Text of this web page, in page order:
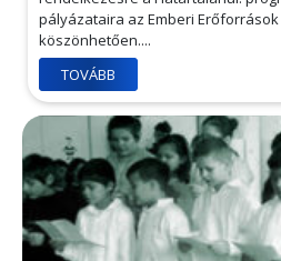
pályázataira az Emberi
köszönhetően....
TOVÁBB